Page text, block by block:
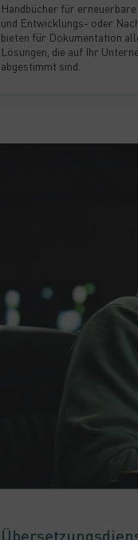
Handbücher für
und Entwicklungs- oder
bieten für Dokumentation
Lösungen, die auf Ihr
abgestimmt sind.